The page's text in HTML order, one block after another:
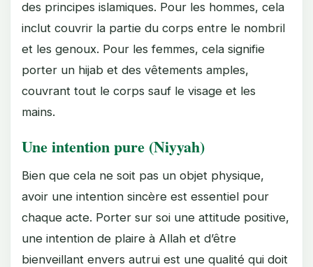
des principes islamiques. Pour les hommes, cela
inclut couvrir la partie du corps entre le nombril
et les genoux. Pour les femmes, cela signifie
porter un hijab et des vêtements amples,
couvrant tout le corps sauf le visage et les
mains.
Une intention pure (Niyyah)
Bien que cela ne soit pas un objet physique,
avoir une intention sincère est essentiel pour
chaque acte. Porter sur soi une attitude positive,
une intention de plaire à Allah et d’être
bienveillant envers autrui est une qualité qui doit